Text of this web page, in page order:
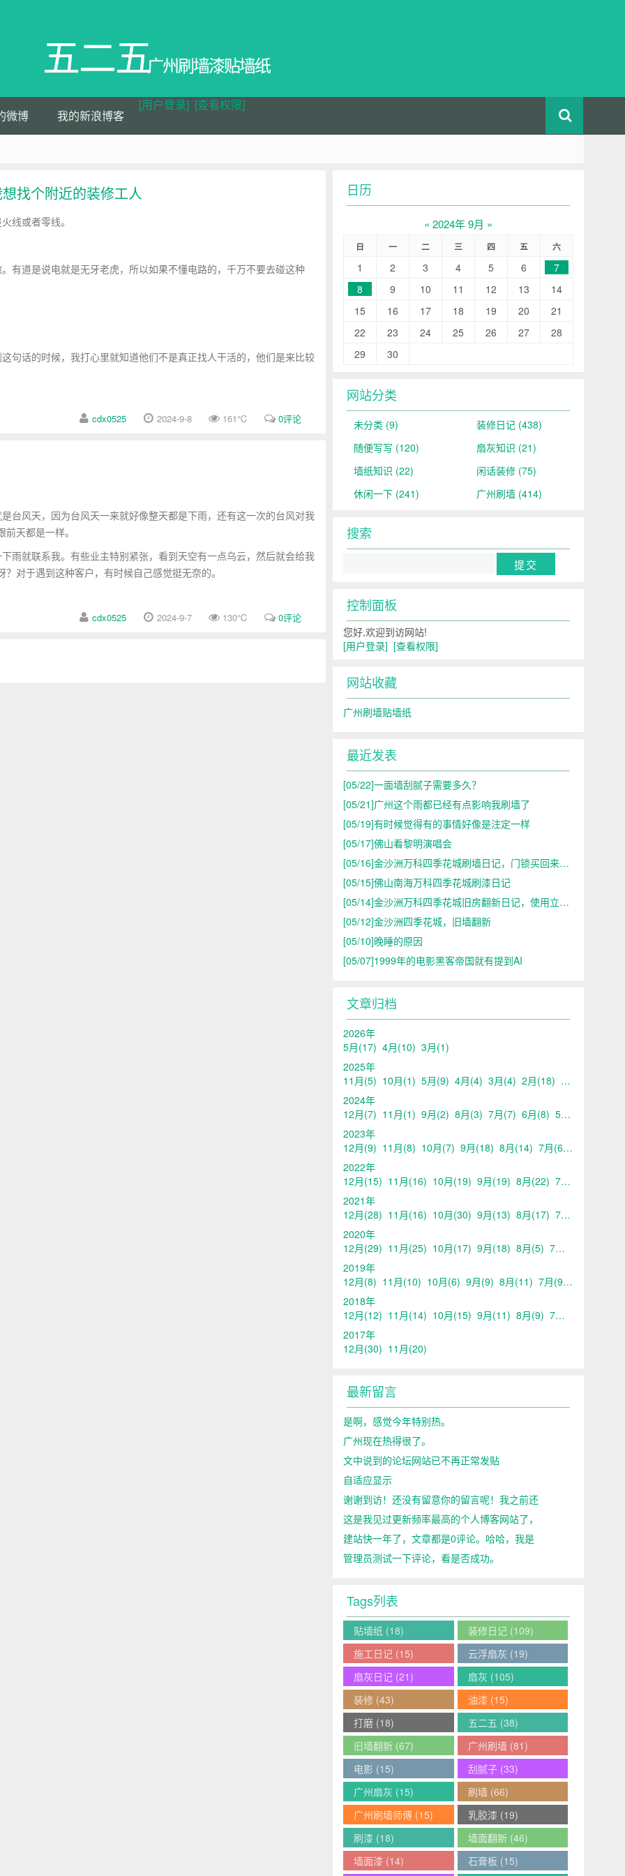
五二五广州刷墙漆贴墙纸
微博 我的新浪博客
[用户登录] [查看权限]
找个附近的装修工人
线或者零线。
有道是说电就是无牙老虎，所以如果不懂电路的，千万不要去碰这种
句话的时候，我打心里就知道他们不是真正找人干活的，他们是来比较
cdx0525 2024-9-8 161℃ 0评论
台风天，因为台风天一来就好像整天都是下雨，还有这一次的台风对我
天都是一样。
雨就联系我。有些业主特别紧张，看到天空有一点乌云，然后就会给我
对于遇到这种客户，有时候自己感觉挺无奈的。
cdx0525 2024-9-7 130℃ 0评论
日历
« 2024年 9月 »
日 一 二 三 四 五 六
1 2 3 4 5 6
7
8
9 10 11 12 13
14
15
16 17 18 19 20
21
22
23 24 25 26 27
28
29
30
网站分类
未分类 (9) 装修日记 (438)
随便写写 (120) 扇灰知识 (21)
墙纸知识 (22) 闲话装修 (75)
休闲一下 (241) 广州刷墙 (414)
搜索
控制面板
您好,欢迎到访网站!
[用户登录] [查看权限]
网站收藏
广州刷墙贴墙纸
最近发表
[05/22]一面墙刮腻子需要多久？
[05/21]广州这个雨都已经有点影响我刷墙了
[05/19]有时候觉得有的事情好像是注定一样
[05/17]佛山看黎明演唱会
[05/16]金沙洲万科四季花城刷墙日记，门锁买回来了，不合适
[05/15]佛山南海万科四季花城刷漆日记
[05/14]金沙洲万科四季花城旧房翻新日记，使用立邦漆
[05/12]金沙洲四季花城，旧墙翻新
[05/10]晚睡的原因
[05/07]1999年的电影黑客帝国就有提到AI
文章归档
2026年
5月(17) 4月(10) 3月(1)
2025年
11月(5) 10月(1) 5月(9) 4月(4) 3月(4) 2月(18) 1月
2024年
12月(7) 11月(1) 9月(2) 8月(3) 7月(7) 6月(8) 5月
2023年
12月(9) 11月(8) 10月(7) 9月(18) 8月(14) 7月(6)
2022年
12月(15) 11月(16) 10月(19) 9月(19) 8月(22) 7月
2021年
12月(28) 11月(16) 10月(30) 9月(13) 8月(17) 7月
2020年
12月(29) 11月(25) 10月(17) 9月(18) 8月(5) 7月
2019年
12月(8) 11月(10) 10月(6) 9月(9) 8月(11) 7月(9)
2018年
12月(12) 11月(14) 10月(15) 9月(11) 8月(9) 7月
2017年
12月(30) 11月(20)
最新留言
是啊，感觉今年特别热。
广州现在热得很了。
文中说到的论坛网站已不再正常发贴
自适应显示
谢谢到访！还没有留意你的留言呢！我之前还
这是我见过更新频率最高的个人博客网站了，
建站快一年了，文章都是0评论。哈哈，我是
管理员测试一下评论，看是否成功。
Tags列表
贴墙纸 (18) 装修日记(109)
施工日记 (15) 云浮扇灰 (19)
扇灰日记 (21) 扇灰 (105)
装修 (43) 油漆 (15)
打磨 (18) 五二五 (38)
旧墙翻新 (67) 广州刷墙(81)
电影 (15) 刮腻子(33)
广州扇灰 (15) 刷墙(66)
广州刷墙师傅 (15) 乳胶漆 (19)
刷漆 (18) 墙面翻新(46)
墙面漆 (14) 石膏板 (15)